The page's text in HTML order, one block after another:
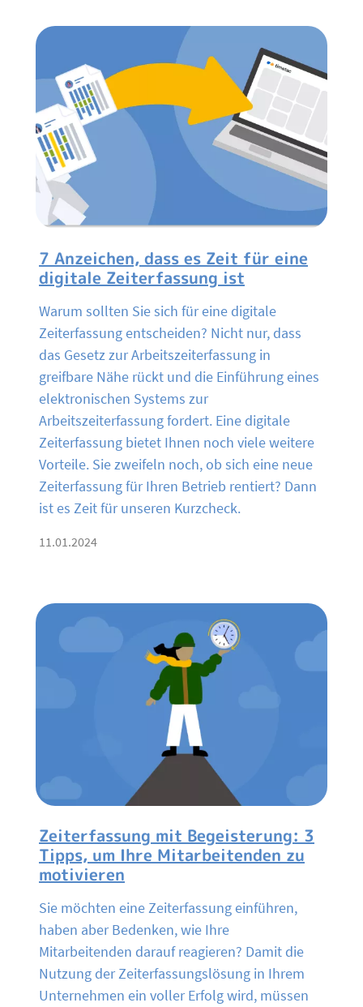
7 Anzeichen, dass es Zeit für eine
digitale Zeiterfassung ist
Warum sollten Sie sich für eine digitale
Zeiterfassung entscheiden? Nicht nur, dass
das Gesetz zur Arbeitszeiterfassung in
greifbare Nähe rückt und die Einführung eines
elektronischen Systems zur
Arbeitszeiterfassung fordert. Eine digitale
Zeiterfassung bietet Ihnen noch viele weitere
Vorteile. Sie zweifeln noch, ob sich eine neue
Zeiterfassung für Ihren Betrieb rentiert? Dann
ist es Zeit für unseren Kurzcheck.
11.01.2024
Zeiterfassung mit Begeisterung: 3
Tipps, um Ihre Mitarbeitenden zu
motivieren
Sie möchten eine Zeiterfassung einführen,
haben aber Bedenken, wie Ihre
Mitarbeitenden darauf reagieren? Damit die
Nutzung der Zeiterfassungslösung in Ihrem
Unternehmen ein voller Erfolg wird, müssen